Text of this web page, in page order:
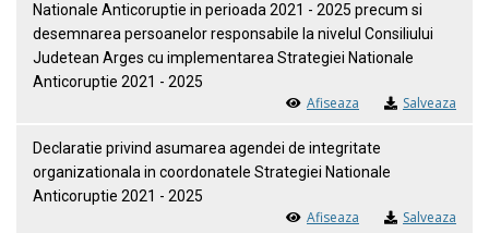
Nationale Anticoruptie in perioada 2021 - 2025 precum si
desemnarea persoanelor responsabile la nivelul Consiliului
Judetean Arges cu implementarea Strategiei Nationale
Anticoruptie 2021 - 2025
Afiseaza Salveaza
Declaratie privind asumarea agendei de integritate
organizationala in coordonatele Strategiei Nationale
Anticoruptie 2021 - 2025
Afiseaza Salveaza